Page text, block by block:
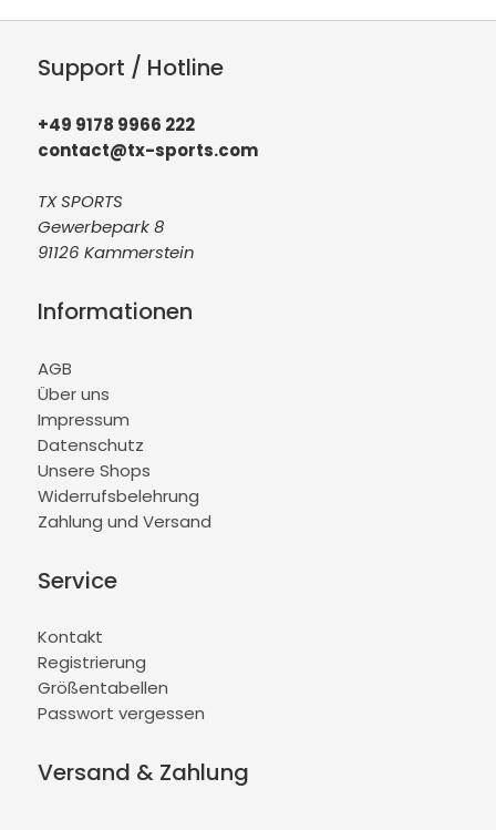
Support / Hotline
+49 9178 9966 222
contact@tx-sports.com
TX SPORTS
Gewerbepark 8
91126 Kammerstein
Informationen
AGB
Über uns
Impressum
Datenschutz
Unsere Shops
Widerrufsbelehrung
Zahlung und Versand
Service
Kontakt
Registrierung
Größentabellen
Passwort vergessen
Versand & Zahlung